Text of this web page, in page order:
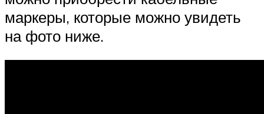
маркеры, которые можно увидеть
на фото ниже.